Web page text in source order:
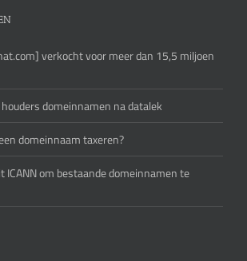
verkocht voor meer dan 15,5 miljoen
domeinnamen na datalek
domeinnaam taxeren?
ICANN om bestaande domeinnamen te